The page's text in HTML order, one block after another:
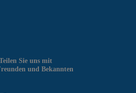
Sie uns mit
und Bekannten